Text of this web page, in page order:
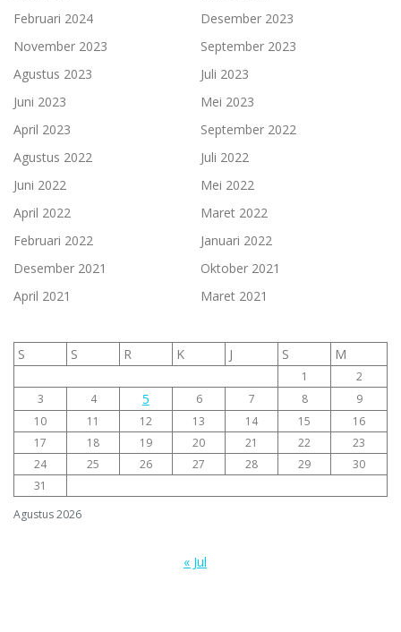
Februari 2024
Desember 2023
November 2023
September 2023
Agustus 2023
Juli 2023
Juni 2023
Mei 2023
April 2023
September 2022
Agustus 2022
Juli 2022
Juni 2022
Mei 2022
April 2022
Maret 2022
Februari 2022
Januari 2022
Desember 2021
Oktober 2021
April 2021
Maret 2021
Agustus 2026
S S R K J S M
1
2
3
4 5 6 7 8
9
10
11 12 13 14 15
16
17
18 19 20 21 22
23
24
25 26 27 28 29
30
31
« Jul